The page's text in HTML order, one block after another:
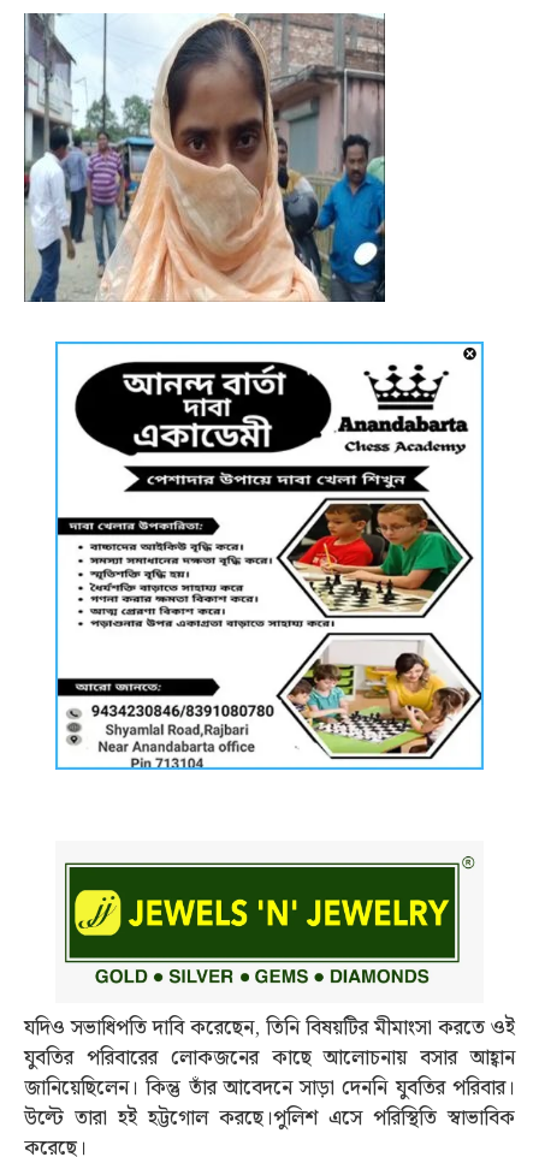
যদিও সভাধিপতি দাবি করেছেন, তিনি বিষয়টির মীমাংসা করতে ওই
যুবতির পরিবারের লোকজনের কাছে আলোচনায় বসার আহ্বান
জানিয়েছিলেন। কিন্তু তাঁর আবেদনে সাড়া দেননি যুবতির পরিবার।
উল্টে তারা হই হট্টগোল করছে।পুলিশ এসে পরিস্থিতি স্বাভাবিক
করেছে।